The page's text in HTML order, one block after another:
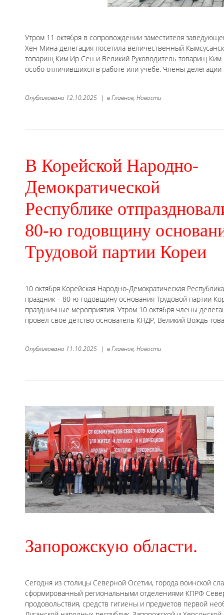
Утром 11 октября в сопровождении заместителя
Хен Мина делегация посетила величественный
товарищ Ким Ир Сен и Великий Руководитель товарищ
особо отличившихся в работе или учебе. Члены делегации
Опубликовано 12.10.2025 | вГлавное, Новости
В Корейской Народно-
Демократической
Республике
80-ю годовщину
Трудовой партии Кореи
10 октября Корейская Народно-Демократическая
праздник – 80-ю годовщину основания Трудовой партии
праздничные мероприятия. Утром 10 октября члены
провел свое детство основатель КНДР, Великий Вождь
Опубликовано 11.10.2025 | вГлавное, Новости
Запорожскую области.
Сегодня из столицы Северной Осетии, города воинской
сформированный региональными отделениями КПРФ
продовольствия, средств гигиены и предметов первой